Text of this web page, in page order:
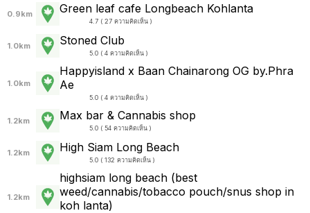
0.9km Green leaf cafe Longbeach Kohlanta
4.7 ( 27 ความคิดเห็น )
1.0km Stoned Club
5.0 ( 4 ความคิดเห็น )
1.0km
Happyisland x Baan Chainarong OG by.Phra
Ae
5.0 ( 4 ความคิดเห็น )
1.2km Max bar & Cannabis shop
5.0 ( 54 ความคิดเห็น )
1.2km High Siam Long Beach
5.0 ( 132 ความคิดเห็น )
1.2km
highsiam long beach (best
weed/cannabis/tobacco pouch/snus shop in
koh lanta)